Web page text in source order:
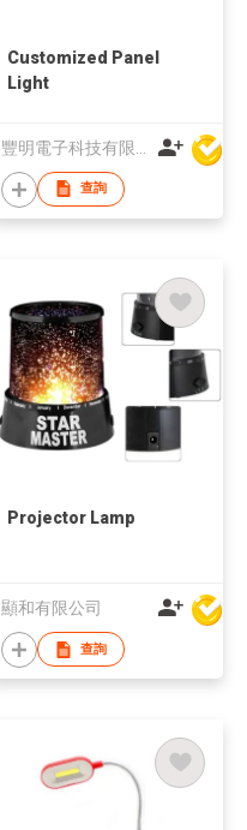
Customized Panel
Light
查詢
Projector Lamp
顯和有限公司
查詢